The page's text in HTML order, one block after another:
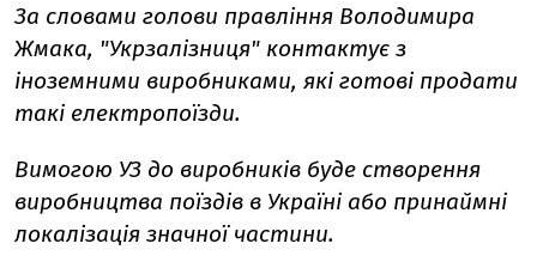
За словами голови правління Володимира
Жмака, "Укрзалізниця" контактує з
іноземними виробниками, які готові продати
такі електропоїзди.
Вимогою УЗ до виробників буде створення
виробництва поїздів в Україні або принаймні
локалізація значної частини.